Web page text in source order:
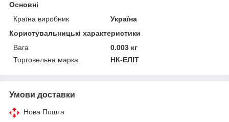
Основні
Країна виробник
Україна
Користувальницькі характеристики
Вага
0.003 кг
Торговельна марка
НК-ЕЛІТ
Умови доставки
Нова Пошта